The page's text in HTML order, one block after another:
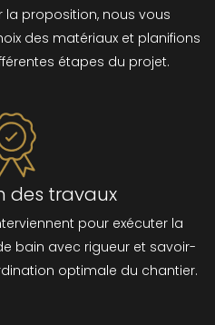
proposition, nous vous
des matériaux et planifions
étapes du projet.
des travaux
pour exécuter la
bain avec rigueur et savoir-
optimale du chantier.